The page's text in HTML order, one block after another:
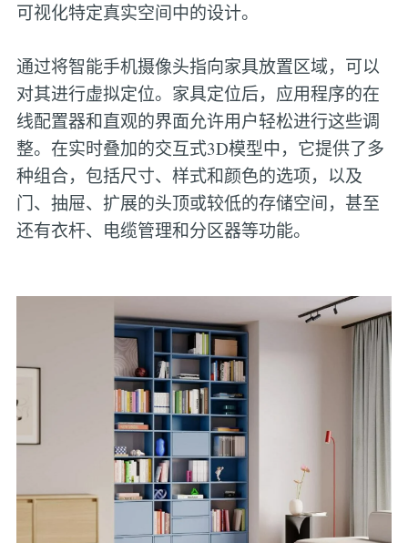
可视化特定真实空间中的设计。
通过将智能手机摄像头指向家具放置区域，可以
对其进行虚拟定位。家具定位后，应用程序的在
线配置器和直观的界面允许用户轻松进行这些调
整。在实时叠加的交互式3D模型中，它提供了多
种组合，包括尺寸、样式和颜色的选项，以及
门、抽屉、扩展的头顶或较低的存储空间，甚至
还有衣杆、电缆管理和分区器等功能。